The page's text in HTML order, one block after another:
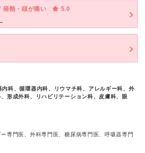
発熱・頭が痛い
5.0
内科、循環器内科、リウマチ科、アレルギー科、外
形成外科、リハビリテーション科、皮膚科、眼
専門医、外科専門医、糖尿病専門医、呼吸器専門